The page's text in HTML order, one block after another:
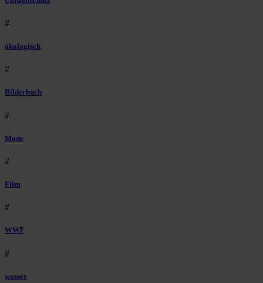
#
ökologisch
#
Bilderbuch
#
Mode
#
Film
#
WWF
#
wasser